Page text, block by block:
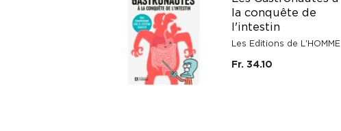
la conquête de
l'intestin
Les Editions de L'HOMME
Fr. 34.10